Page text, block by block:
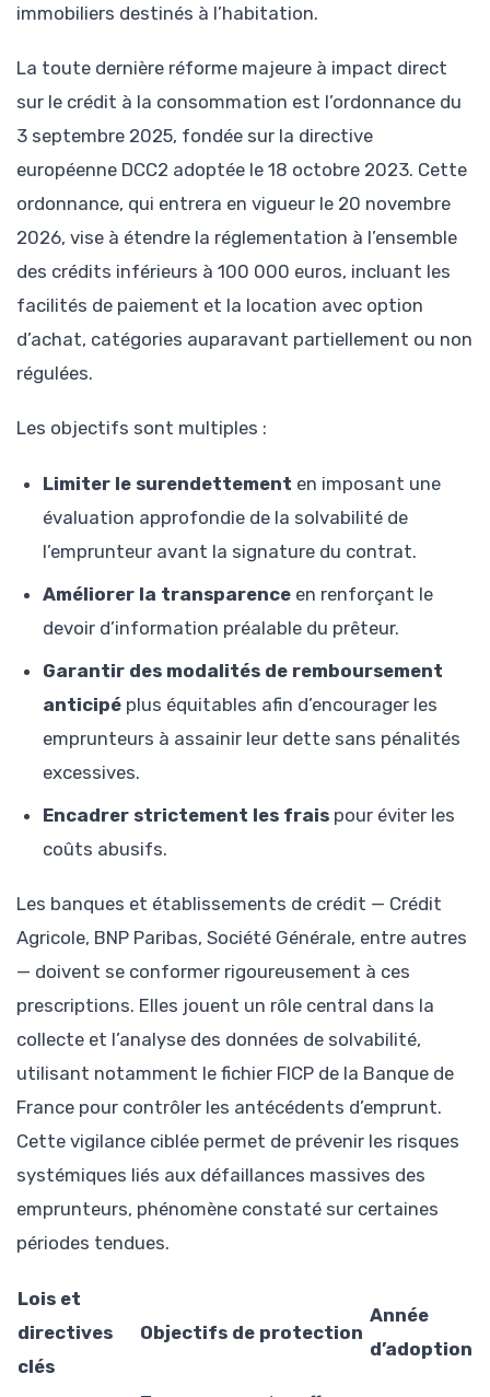
immobiliers destinés à l’habitation.
La toute dernière réforme majeure à impact direct
sur le crédit à la consommation est l’ordonnance du
3 septembre 2025, fondée sur la directive
européenne DCC2 adoptée le 18 octobre 2023. Cette
ordonnance, qui entrera en vigueur le 20 novembre
2026, vise à étendre la réglementation à l’ensemble
des crédits inférieurs à 100 000 euros, incluant les
facilités de paiement et la location avec option
d’achat, catégories auparavant partiellement ou non
régulées.
Les objectifs sont multiples :
Limiter le surendettement en imposant une
évaluation approfondie de la solvabilité de
l’emprunteur avant la signature du contrat.
Améliorer la transparence en renforçant le
devoir d’information préalable du prêteur.
Garantir des modalités de remboursement
anticipé plus équitables afin d’encourager les
emprunteurs à assainir leur dette sans pénalités
excessives.
Encadrer strictement les frais pour éviter les
coûts abusifs.
Les banques et établissements de crédit — Crédit
Agricole, BNP Paribas, Société Générale, entre autres
— doivent se conformer rigoureusement à ces
prescriptions. Elles jouent un rôle central dans la
collecte et l’analyse des données de solvabilité,
utilisant notamment le fichier FICP de la Banque de
France pour contrôler les antécédents d’emprunt.
Cette vigilance ciblée permet de prévenir les risques
systémiques liés aux défaillances massives des
emprunteurs, phénomène constaté sur certaines
périodes tendues.
Lois et
directives
clés
Objectifs de protection
Année
d’adoption